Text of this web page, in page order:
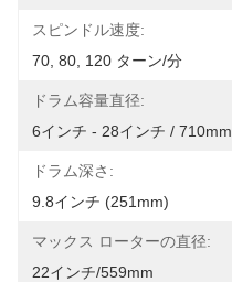
スピンドル速度:
70, 80, 120 ターン/分
ドラム容量直径:
6インチ - 28インチ / 710mm
ドラム深さ:
9.8インチ (251mm)
マックス ローターの直径:
22インチ/559mm